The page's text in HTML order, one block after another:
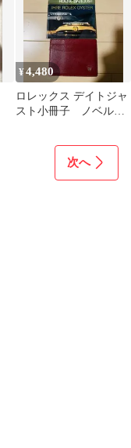
¥4,480
ロレックス デイトジャ
スト小冊子 ノベルテ
次へ